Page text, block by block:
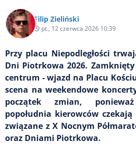
Filip Zieliński
pt., 12 czerwca 2026 10:39
Przy placu Niepodległości
Dni Piotrkowa 2026.
centrum - wjazd na Placu
scena na weekendowe
początek zmian,
popołudnia kierowców
związane z X Nocnym
oraz Dniami Piotrkowa.